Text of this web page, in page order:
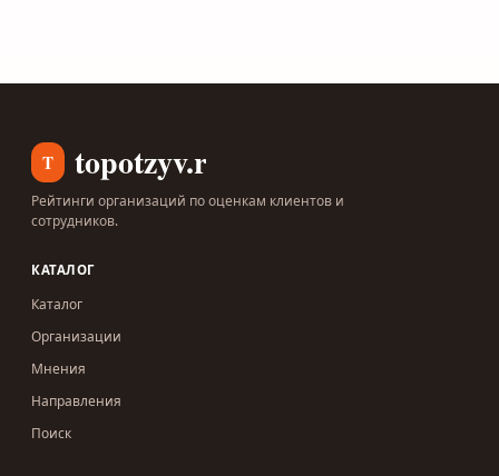
T topotzyv.ru
Рейтинги организаций по оценкам клиентов и
сотрудников.
КАТАЛОГ
Каталог
Организации
Мнения
Направления
Поиск